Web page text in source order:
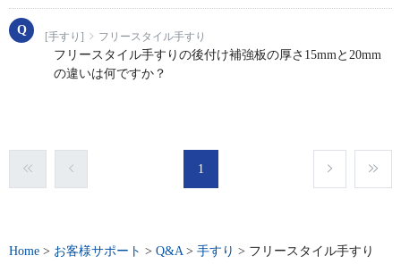
[手すり] フリースタイル手すり
フリースタイル手すりの後付け補強板の厚さ15mmと20mm
の違いは何ですか？
1
Home > お客様サポート > Q&A> 手すり > フリースタイル手すり